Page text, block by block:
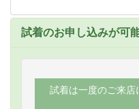
試着のお申し込みが可能
試着は一度のご来店